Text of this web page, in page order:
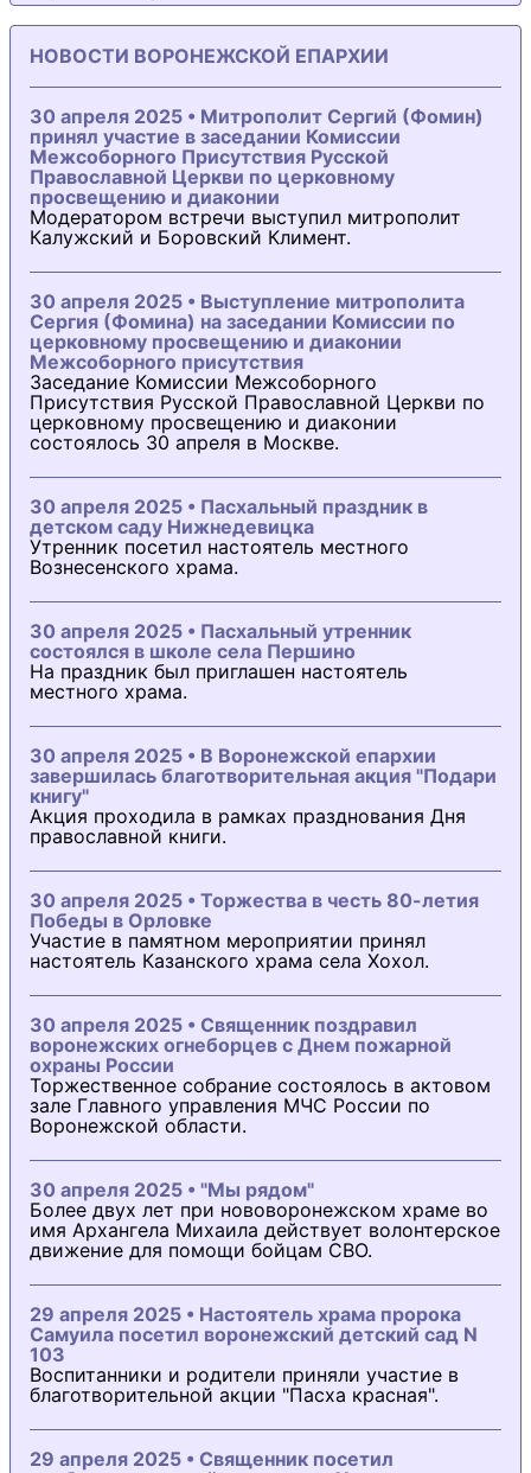
НОВОСТИ ВОРОНЕЖСКОЙ ЕПАРХИИ
30 апреля 2025 • Митрополит Сергий (Фомин)
принял участие в заседании Комиссии
Межсоборного Присутствия Русской
Православной Церкви по церковному
просвещению и диаконии
Модератором встречи выступил митрополит
Калужский и Боровский Климент.
30 апреля 2025 • Выступление митрополита
Сергия (Фомина) на заседании Комиссии по
церковному просвещению и диаконии
Межсоборного присутствия
Заседание Комиссии Межсоборного
Присутствия Русской Православной Церкви по
церковному просвещению и диаконии
состоялось 30 апреля в Москве.
30 апреля 2025 • Пасхальный праздник в
детском саду Нижнедевицка
Утренник посетил настоятель местного
Вознесенского храма.
30 апреля 2025 • Пасхальный утренник
состоялся в школе села Першино
На праздник был приглашен настоятель
местного храма.
30 апреля 2025 • В Воронежской епархии
завершилась благотворительная акция "Подари
книгу"
Акция проходила в рамках празднования Дня
православной книги.
30 апреля 2025 • Торжества в честь 80-летия
Победы в Орловке
Участие в памятном мероприятии принял
настоятель Казанского храма села Хохол.
30 апреля 2025 • Священник поздравил
воронежских огнеборцев с Днем пожарной
охраны России
Торжественное собрание состоялось в актовом
зале Главного управления МЧС России по
Воронежской области.
30 апреля 2025 • "Мы рядом"
Более двух лет при нововоронежском храме во
имя Архангела Михаила действует волонтерское
движение для помощи бойцам СВО.
29 апреля 2025 • Настоятель храма пророка
Самуила посетил воронежский детский сад N
103
Воспитанники и родители приняли участие в
благотворительной акции "Пасха красная".
29 апреля 2025 • Священник посетил